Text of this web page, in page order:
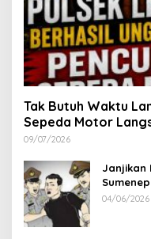
Tak Butuh Waktu
Sepeda Motor
Lenteng di Wilayah
09/07/2026
Janjikan
Korban
04/06/2026